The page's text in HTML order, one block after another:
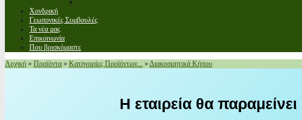
Χονδρική
Γεωπονικές Συμβουλές
Τα νέα μας
Επικοινωνία
Που βρισκόμαστε
Αρχική » Προϊόντα » Κατηγορίες Προϊόντων... »Διακοσμητικά Κήπου
Η εταιρεία θα